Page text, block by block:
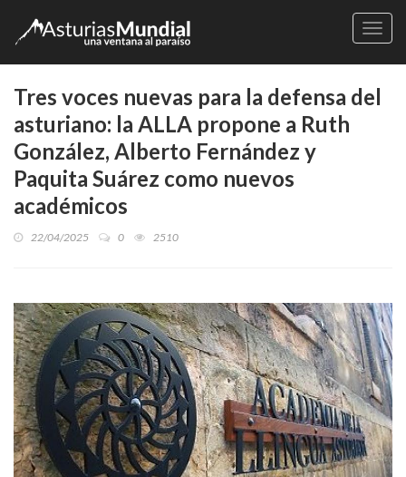
Tres voces nuevas para la defensa del
asturiano: la ALLA propone a Ruth
González, Alberto Fernández y
Paquita Suárez como nuevos
académicos
22/04/2025 0 2510